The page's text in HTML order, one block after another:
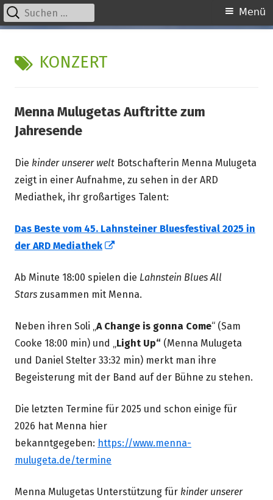
zum
Inhalt
Primäres
Menü
Suchen
nach:
SCHLAGWORT:
KONZERT
Menna Mulugetas Auftritte zum
Jahresende
Die kinder unserer welt Botschafterin Menna Mulugeta
zeigt in einer Aufnahme, zu sehen in der ARD
Mediathek, ihr großartiges Talent:
Das Beste vom 45. Lahnsteiner Bluesfestival 2025 in
der ARD Mediathek
Fenster
öffnen
Ab Minute 18:00 spielen die Lahnstein Blues All
Stars zusammen mit Menna.
Neben ihren Soli „A Change is gonna Come“ (Sam
Cooke 18:00 min) und „Light Up“ (Menna Mulugeta
und Daniel Stelter 33:32 min) merkt man ihre
Begeisterung mit der Band auf der Bühne zu stehen.
Die letzten Termine für 2025 und schon einige für
2026 hat Menna hier
bekanntgegeben: https://www.menna-
mulugeta.de/termine
Menna Mulugetas Unterstützung für kinder unserer